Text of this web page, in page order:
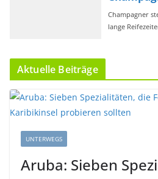
Aktuelle Beiträge
UNTERWEGS
Aruba: Sieben